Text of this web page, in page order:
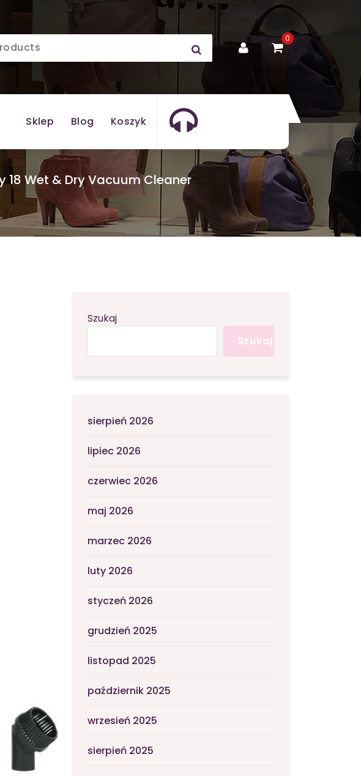
0
Sklep Blog Koszyk
18 Wet & Dry Vacuum Cleaner
Szukaj
Szukaj
sierpień 2026
lipiec 2026
czerwiec 2026
maj 2026
marzec 2026
luty 2026
styczeń 2026
grudzień 2025
listopad 2025
październik 2025
wrzesień 2025
sierpień 2025